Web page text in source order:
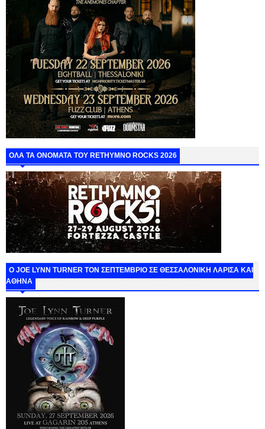
ΟΛΑ ΤΑ ΟΝΟΜΑΤΑ ΤΟΥ RETHYMNO ROCKS 2026
O JOE LYNN TURNER ΤΟΝ ΣΕΠΤΕΜΒΡΙΟ ΣΕ ΘΕΣΣΑΛΟΝΙΚΗ ΛΑΡΙΣΑ ΚΑΙ
ΑΘΗΝΑ